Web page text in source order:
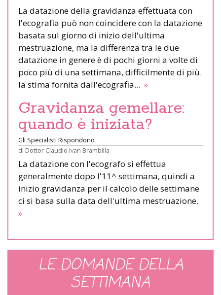
La datazione della gravidanza effettuata con
l'ecografia può non coincidere con la datazione
basata sul giorno di inizio dell'ultima
mestruazione, ma la differenza tra le due
datazione in genere è di pochi giorni a volte di
poco più di una settimana, difficilmente di più.
la stima fornita dall'ecografia... »
Gravidanza gemellare:
quando è iniziata?
Gli Specialisti Rispondono
di Dottor Claudio Ivan Brambilla
La datazione con l'ecografo si effettua
generalmente dopo l'11^ settimana, quindi a
inizio gravidanza per il calcolo delle settimane
ci si basa sulla data dell'ultima mestruazione.
»
LE DOMANDE DELLA
SETTIMANA